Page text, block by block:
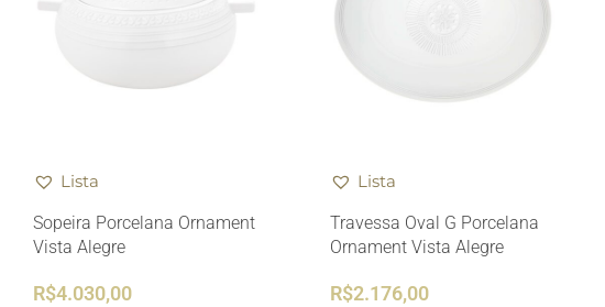
Lista
Sopeira Porcelana Ornament
Vista Alegre
R$4.030,00
Lista
Travessa Oval G Porcelana
Ornament Vista Alegre
R$2.176,00